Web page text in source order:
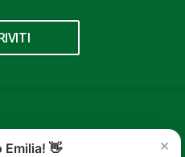
×
Emilia! 👋